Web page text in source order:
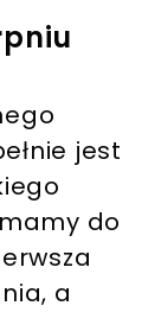
jest
do
a